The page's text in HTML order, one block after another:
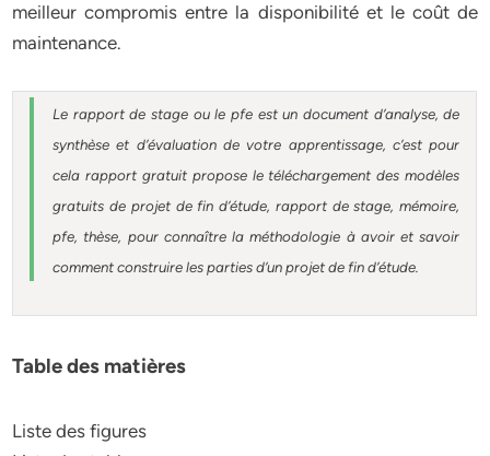
meilleur compromis entre la disponibilité et le coût de
maintenance.
Le rapport de stage ou le pfe est un document d’analyse, de
synthèse et d’évaluation de votre apprentissage, c’est pour
cela rapport gratuit propose le téléchargement des modèles
gratuits de projet de fin d’étude, rapport de stage, mémoire,
pfe, thèse, pour connaître la méthodologie à avoir et savoir
comment construire les parties d’un projet de fin d’étude
Table des matières
Liste des figures